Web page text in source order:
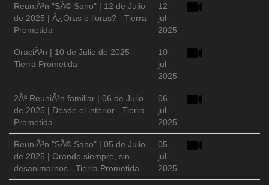
ReuniÃ³n "SÃ© Sano" | 12 de Julio
de 2025 | Â¿Oras o lloras? - Tierra
Prometida
12 -
jul -
2025
OraciÃ³n | 10 de Julio de 2025 -
Tierra Prometida
10 -
jul -
2025
2Âª ReuniÃ³n familiar | 06 de Julio
de 2025 | Desde el interior - Tierra
Prometida
06 -
jul -
2025
ReuniÃ³n "SÃ© Sano" | 05 de Julio
de 2025 | Orando siempre, sin
desanimarnos - Tierra Prometida
05 -
jul -
2025